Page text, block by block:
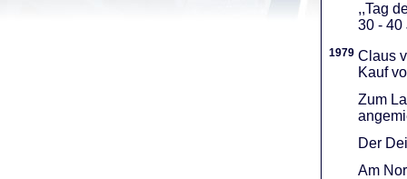
,,Tag
30 - 40
1979 Claus
Kauf
Zum
Der
Am